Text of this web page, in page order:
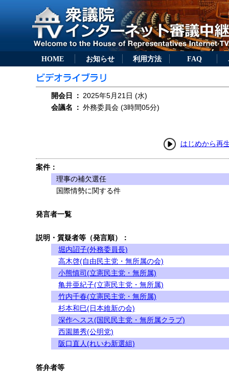
HOME お知らせ 利用方法 FAQ
開会日 ： 2025年5月21日 (水)
会議名
： 外務委員会 (3時間05分)
はじめから再
案件：
理事の補欠選任
国際情勢に関する件
発言者一覧
説明・質疑者等（発言順）：
堀内詔子(外務委員長)
高木啓(自由民主党・無所属の会)
小熊慎司(立憲民主党・無所属)
亀井亜紀子(立憲民主党・無所属)
竹内千春(立憲民主党・無所属)
杉本和巳(日本維新の会)
深作ヘスス(国民民主党・無所属クラブ)
西園勝秀(公明党)
阪口直人(れいわ新選組)
答弁者等